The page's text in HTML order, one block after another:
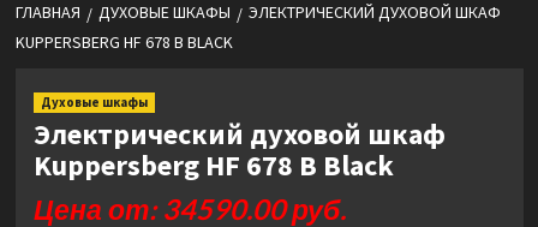
ГЛАВНАЯ ДУХОВЫЕ ШКАФЫ
ЭЛЕКТРИЧЕСКИЙ ДУХОВОЙ ШКАФ
KUPPERSBERG HF 678 B BLACK
Духовые шкафы
Электрический духовой шкаф
Kuppersberg HF 678 B Black
Цена от: 34590.00 руб.